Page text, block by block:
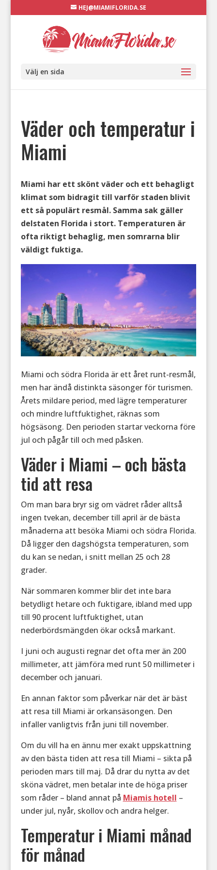
HEJ@MIAMIFLORIDA.SE
Välj en sida
Väder och temperatur i
Miami
Miami har ett skönt väder och ett behagligt
klimat som bidragit till varför staden blivit
ett så populärt resmål. Samma sak gäller
delstaten Florida i stort. Temperaturen är
ofta riktigt behaglig, men somrarna blir
väldigt fuktiga.
Miami och södra Florida är ett året runt-resmål,
men har ändå distinkta säsonger för turismen.
Årets mildare period, med lägre temperaturer
och mindre luftfuktighet, räknas som
högsäsong. Den perioden startar veckorna före
jul och pågår till och med påsken.
Väder i Miami – och bästa
tid att resa
Om man bara bryr sig om vädret råder alltså
ingen tvekan, december till april är de bästa
månaderna att besöka Miami och södra Florida.
Då ligger den dagshögsta temperaturen, som
du kan se nedan, i snitt mellan 25 och 28
grader.
När sommaren kommer blir det inte bara
betydligt hetare och fuktigare, ibland med upp
till 90 procent luftfuktighet, utan
nederbördsmängden ökar också markant.
I juni och augusti regnar det ofta mer än 200
millimeter, att jämföra med runt 50 millimeter i
december och januari.
En annan faktor som påverkar när det är bäst
att resa till Miami är orkansäsongen. Den
infaller vanligtvis från juni till november.
Om du vill ha en ännu mer exakt uppskattning
av den bästa tiden att resa till Miami – sikta på
perioden mars till maj. Då drar du nytta av det
sköna vädret, men betalar inte de höga priser
som råder – bland annat på Miamis hotell –
under jul, nyår, skollov och andra helger.
Temperatur i Miami månad
för månad